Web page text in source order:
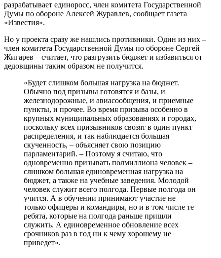
разрабатывает единоросс, член комитета Государственной
Думы по обороне Алексей Журавлев, сообщает газета
«Известия».
Но у проекта сразу же нашлись противники. Один из них –
член комитета Государственной Думы по обороне Сергей
Жигарев – считает, что разгрузить бюджет и избавиться от
дедовщины таким образом не получится.
«Будет слишком большая нагрузка на бюджет.
Обычно под призывы готовятся и базы, и
железнодорожные, и авиасообщения, и приемные
пункты, и прочее. Во время призыва особенно в
крупных муниципальных образованиях и городах,
поскольку всех призывников свозят в один пункт
распределения, и так наблюдается большая
скученность, – объясняет свою позицию
парламентарий. – Поэтому я считаю, что
одновременно призывать полмиллиона человек –
слишком большая единовременная нагрузка на
бюджет, а также на учебные заведения. Молодой
человек служит всего полгода. Первые полгода он
учится. А в обучении принимают участие не
только офицеры и командиры, но и в том числе те
ребята, которые на полгода раньше пришли
служить. А единовременное обновление всех
срочников раз в год ни к чему хорошему не
приведет».